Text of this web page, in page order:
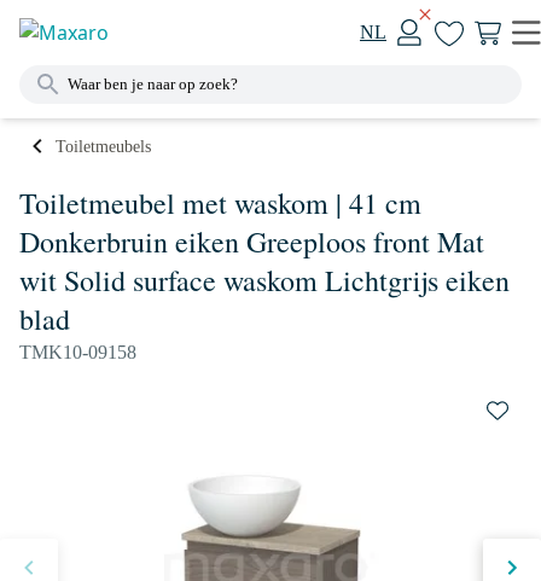
NL
Toiletmeubels
Toiletmeubel met waskom | 41 cm
Donkerbruin eiken Greeploos front Mat
wit Solid surface waskom Lichtgrijs eiken
blad
TMK10-09158